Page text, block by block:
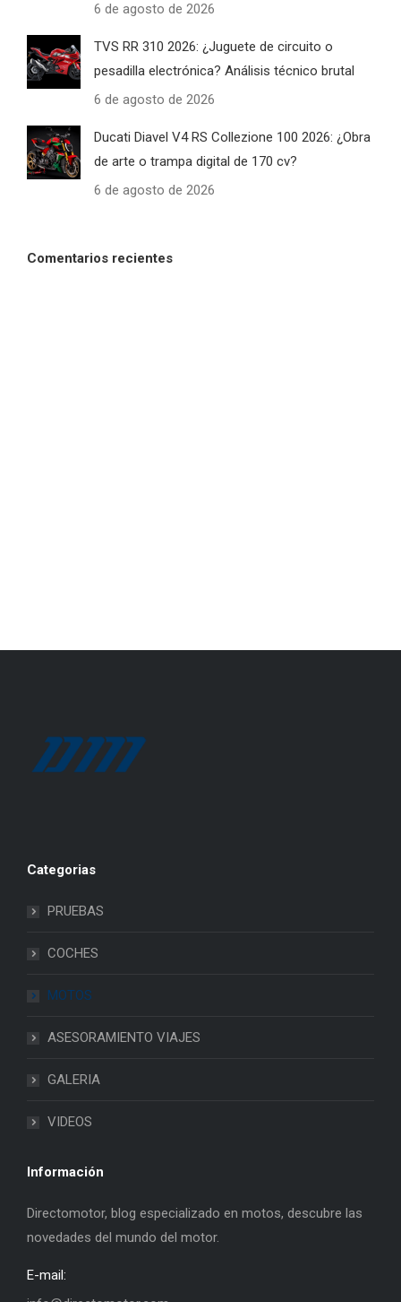
6 de agosto de 2026
TVS RR 310 2026: ¿Juguete de circuito o
pesadilla electrónica? Análisis técnico brutal
6 de agosto de 2026
Ducati Diavel V4 RS Collezione 100 2026: ¿Obra
de arte o trampa digital de 170 cv?
6 de agosto de 2026
Comentarios recientes
Categorias
PRUEBAS
COCHES
MOTOS
ASESORAMIENTO VIAJES
GALERIA
VIDEOS
Información
Directomotor, blog especializado en motos, descubre las
novedades del mundo del motor.
E-mail: